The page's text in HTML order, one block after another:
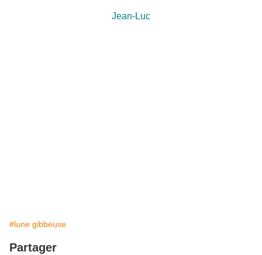
Jean-Luc
#lune gibbeuse
Partager